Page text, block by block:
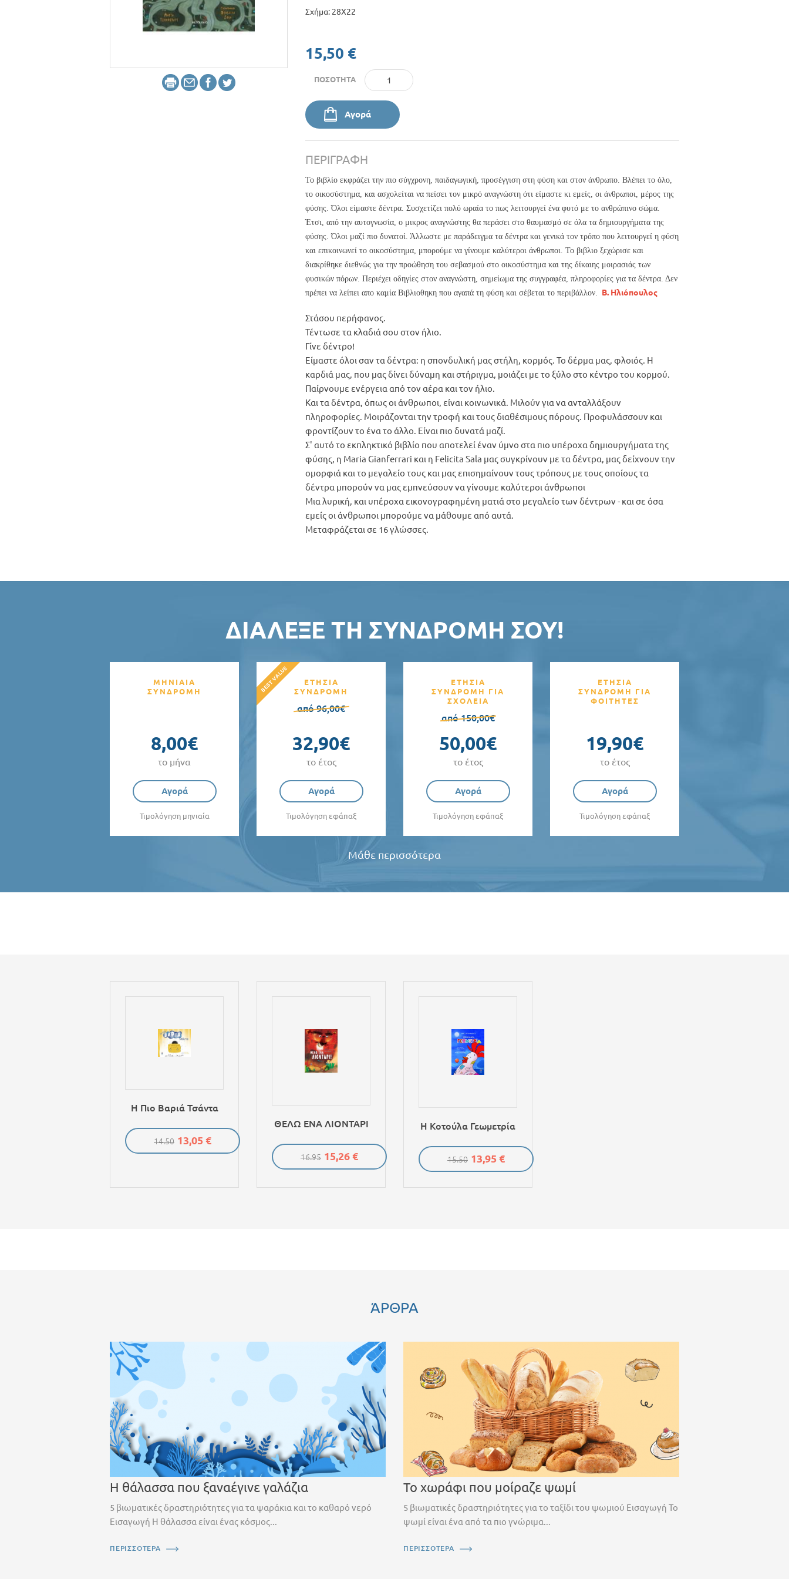
Σχήμα: 28X22
15,50 €
ΠΟΣΌΤΗΤΑ
Αγορά
ΠΕΡΙΓΡΑΦΉ
Το βιβλίο εκφράζει την πιο σύγχρονη, παιδαγωγική, προσέγγιση στη φύση και στον άνθρωπο. Βλέπει το όλο,
το οικοσύστημα, και ασχολείται να πείσει τον μικρό αναγνώστη ότι είμαστε κι εμείς, οι άνθρωποι, μέρος της
φύσης. Όλοι είμαστε δέντρα. Συσχετίζει πολύ ωραία το πως λειτουργεί ένα φυτό με το ανθρώπινο σώμα.
Έτσι, από την αυτογνωσία, ο μικρος αναγνώστης θα περάσει στο θαυμασμό σε όλα τα δημιουργήματα της
φύσης. Όλοι μαζί πιο δυνατοί. Άλλωστε με παράδειγμα τα δέντρα και γενικά τον τρόπο που λειτουργεί η φύση
και επικοινωνεί το οικοσύστημα, μπορούμε να γίνουμε καλύτεροι άνθρωποι. Το βιβλιο ξεχώρισε και
διακρίθηκε διεθνώς για την προώθηση του σεβασμού στο οικοσύστημα και της δίκαιης μοιρασιάς των
φυσικών πόρων. Περιέχει οδηγίες στον αναγνώστη, σημείωμα της συγγραφέα, πληροφορίες για τα δέντρα. Δεν
πρέπει να λείπει απο καμία Βιβλιοθηκη που αγαπά τη φύση και σέβεται το περιβάλλον. Β. Ηλιόπουλος
Στάσου περήφανος.
Τέντωσε τα κλαδιά σου στον ήλιο.
Γίνε δέντρο!
Είμαστε όλοι σαν τα δέντρα: η σπονδυλική μας στήλη, κορμός. Το δέρμα μας, φλοιός. Η
καρδιά μας, που μας δίνει δύναμη και στήριγμα, μοιάζει με το ξύλο στο κέντρο του κορμού.
Παίρνουμε ενέργεια από τον αέρα και τον ήλιο.
Και τα δέντρα, όπως οι άνθρωποι, είναι κοινωνικά. Μιλούν για να ανταλλάξουν
πληροφορίες. Μοιράζονται την τροφή και τους διαθέσιμους πόρους. Προφυλάσσουν και
φροντίζουν το ένα το άλλο. Είναι πιο δυνατά μαζί.
Σ' αυτό το εκπληκτικό βιβλίο που αποτελεί έναν ύμνο στα πιο υπέροχα δημιουργήματα της
φύσης, η Maria Gianferrari και η Felicita Sala μας συγκρίνουν με τα δέντρα, μας δείχνουν την
ομορφιά και το μεγαλείο τους και μας επισημαίνουν τους τρόπους με τους οποίους τα
δέντρα μπορούν να μας εμπνεύσουν να γίνουμε καλύτεροι άνθρωποι
Μια λυρική, και υπέροχα εικονογραφημένη ματιά στο μεγαλείο των δέντρων - και σε όσα
εμείς οι άνθρωποι μπορούμε να μάθουμε από αυτά.
Μεταφράζεται σε 16 γλώσσες.
ΔΙΆΛΕΞΕ ΤΗ ΣΥΝΔΡΟΜΉ ΣΟΥ!
ΜΗΝΙΑΙΑ
ΣΥΝΔΡΟΜΗ
8,00€
το μήνα
Αγορά
Τιμολόγηση μηνιαία
ΕΤΗΣΙΑ
ΣΥΝΔΡΟΜΗ
από 96,00€
32,90€
το έτος
Αγορά
Τιμολόγηση εφάπαξ
ΕΤΗΣΙΑ
ΣΥΝΔΡΟΜΗ ΓΙΑ
ΣΧΟΛΕΙΑ
από 150,00€
50,00€
το έτος
Αγορά
Τιμολόγηση εφάπαξ
ΕΤΗΣΙΑ
ΣΥΝΔΡΟΜΗ ΓΙΑ
ΦΟΙΤΗΤΕΣ
19,90€
το έτος
Αγορά
Τιμολόγηση εφάπαξ
Μάθε περισσότερα
Η Πιο Βαριά Τσάντα
14.50 13,05 €
ΘΕΛΩ ΕΝΑ ΛΙΟΝΤΑΡΙ
16.95 15,26 €
Η Κοτούλα Γεωμετρία
15.50 13,95 €
ΆΡΘΡΑ
Η θάλασσα που ξαναέγινε γαλάζια
5 βιωματικές δραστηριότητες για τα ψαράκια και το καθαρό νερό
Εισαγωγή Η θάλασσα είναι ένας κόσμος...
ΠΕΡΙΣΣΟΤΕΡΑ
Το χωράφι που μοίραζε ψωμί
5 βιωματικές δραστηριότητες για το ταξίδι του ψωμιού Εισαγωγή Το
ψωμί είναι ένα από τα πιο γνώριμα...
ΠΕΡΙΣΣΟΤΕΡΑ